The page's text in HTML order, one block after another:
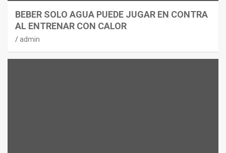
BEBER SOLO AGUA PUEDE JUGAR EN CONTRA
AL ENTRENAR CON CALOR
admin